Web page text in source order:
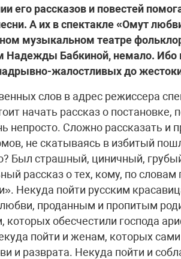
его рассказов и повестей
А их в спектакле «Омут
музыкальном театре
Надежды Бабкиной, немало. Ибо
жалостливых до
слов в адрес режиссера
начать рассказ о постановке,
непросто. Сложно рассказать и
не скатываясь в избитый
Был страшный, циничный,
рассказ о тех, кому, по
Некуда пойти русским
проданным и пропитым
которых обесчестили господа
пойти и женам, которых
и разврата. Некуда пойти и